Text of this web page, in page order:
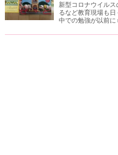
新型コロナウイル
るなど教育現場も
中での勉強が以前に